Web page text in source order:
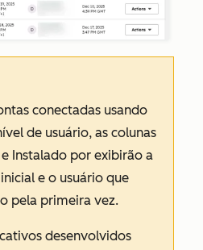
conectadas usando
de usuário, as colunas
e Instalado por exibirão a
e o usuário que
pela primeira vez.
desenvolvidos